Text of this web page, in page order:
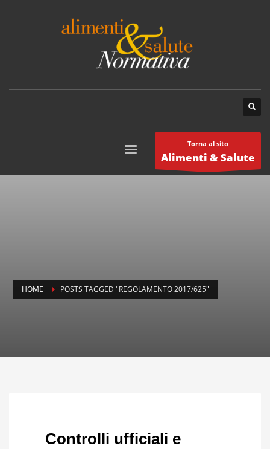
Torna al sito
Alimenti & Salute
HOME POSTS TAGGED "REGOLAMENTO 2017/625"
Controlli ufficiali e